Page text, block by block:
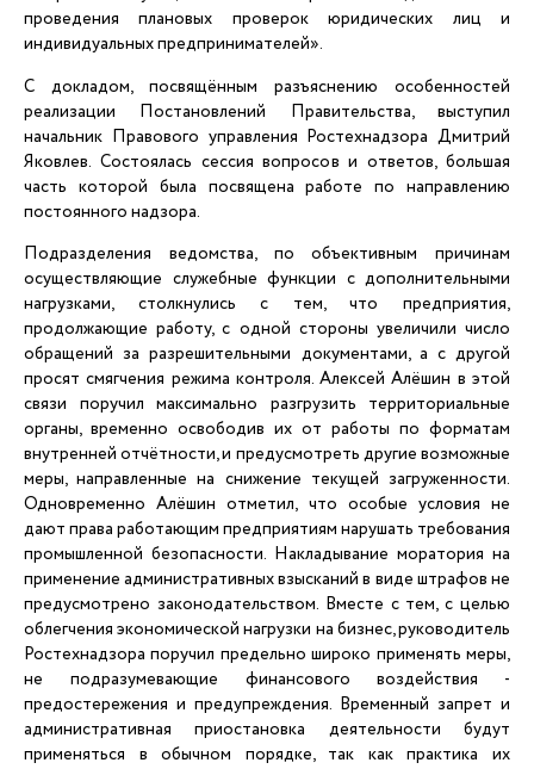
проведения плановых проверок юридических лиц и
индивидуальных предпринимателей».
С докладом, посвящённым разъяснению особенностей
реализации Постановлений Правительства, выступил
начальник Правового управления Ростехнадзора Дмитрий
Яковлев. Состоялась сессия вопросов и ответов, большая
часть которой была посвящена работе по направлению
постоянного надзора.
Подразделения ведомства, по объективным причинам
осуществляющие служебные функции с дополнительными
нагрузками, столкнулись с тем, что предприятия,
продолжающие работу, с одной стороны увеличили число
обращений за разрешительными документами, а с другой
просят смягчения режима контроля. Алексей Алёшин в этой
связи поручил максимально разгрузить территориальные
органы, временно освободив их от работы по форматам
внутренней отчётности, и предусмотреть другие возможные
меры, направленные на снижение текущей загруженности.
Одновременно Алёшин отметил, что особые условия не
дают права работающим предприятиям нарушать требования
промышленной безопасности. Накладывание моратория на
применение административных взысканий в виде штрафов не
предусмотрено законодательством. Вместе с тем, с целью
облегчения экономической нагрузки на бизнес, руководитель
Ростехнадзора поручил предельно широко применять меры,
не подразумевающие финансового воздействия -
предостережения и предупреждения. Временный запрет и
административная приостановка деятельности будут
применяться в обычном порядке, так как практика их